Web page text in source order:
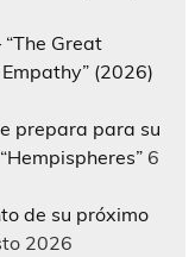
Great
(2026)
prepara para su
6
de su próximo
2026